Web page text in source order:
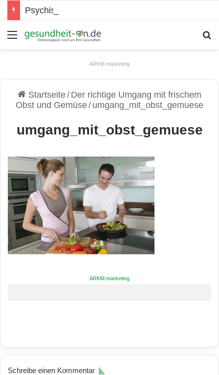
Psychische Gesundheit bei Jugendlichen
Menü
ARKM.marketing
Startseite/ Der richtige Umgang mit frischem
Obst und Gemüse/ umgang_mit_obst_gemuese
umgang_mit_obst_gemuese
ARKM.marketing
Schreibe einen Kommentar